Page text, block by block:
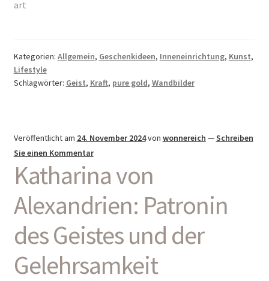
art
Kategorien: Allgemein, Geschenkideen, Inneneinrichtung, Kunst,
Lifestyle
Schlagwörter: Geist, Kraft, pure gold, Wandbilder
Veröffentlicht am 24. November 2024von wonnereich —Schreiben
Sie einen Kommentar
Katharina von
Alexandrien: Patronin
des Geistes und der
Gelehrsamkeit